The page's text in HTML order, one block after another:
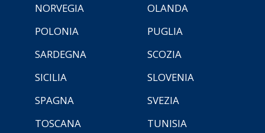
NORVEGIA
OLANDA
POLONIA
PUGLIA
SARDEGNA
SCOZIA
SICILIA
SLOVENIA
SPAGNA
SVEZIA
TOSCANA
TUNISIA